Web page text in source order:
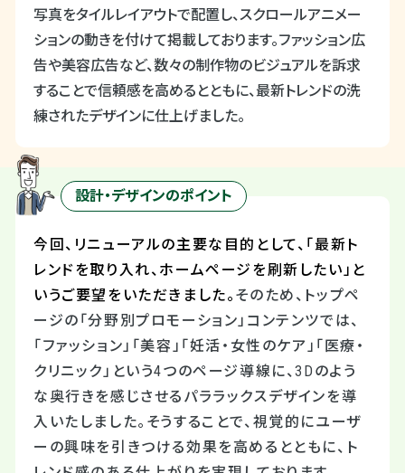
写真をタイルレイアウトで配置し、スクロールアニメー
ションの動きを付けて掲載しております。ファッション広
告や美容広告など、数々の制作物のビジュアルを訴求
することで信頼感を高めるとともに、最新トレンドの洗
練されたデザインに仕上げました。
設計・デザインのポイント
今回、リニューアルの主要な目的として、「最新ト
レンドを取り入れ、ホームページを刷新したい」と
いうご要望をいただきました。 そのため、トップペ
ージの「分野別プロモーション」コンテンツでは、
「ファッション」「美容」「妊活・女性のケア」「医療・
クリニック」という4つのページ導線に、3D のよう
な奥行きを感じさせるパララックスデザインを導
入いたしました。そうすることで、視覚的にユーザ
ーの興味を引きつける効果を高めるとともに、ト